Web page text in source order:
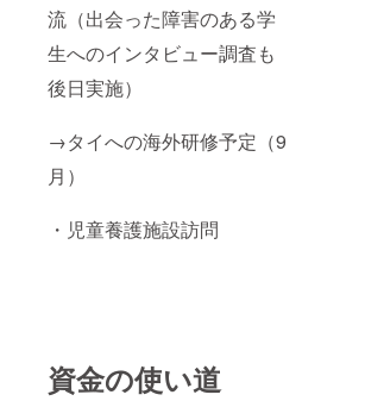
流（出会った障害のある学
生へのインタビュー調査も
後日実施）
→タイへの海外研修予定（9
月）
・児童養護施設訪問
資金の使い道